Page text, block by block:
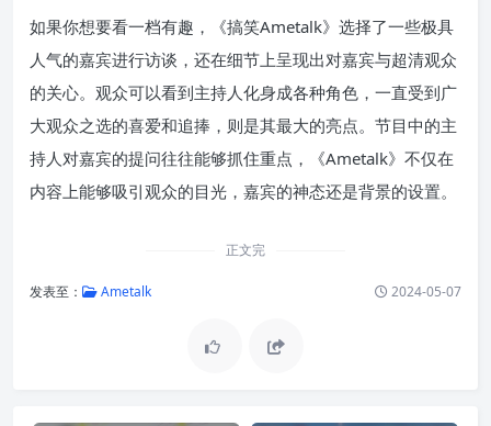
如果你想要看一档有趣，《搞笑Ametalk》选择了一些极具
人气的嘉宾进行访谈，还在细节上呈现出对嘉宾与超清观众
的关心。观众可以看到主持人化身成各种角色，一直受到广
大观众之选的喜爱和追捧，则是其最大的亮点。节目中的主
持人对嘉宾的提问往往能够抓住重点，《Ametalk》不仅在
内容上能够吸引观众的目光，嘉宾的神态还是背景的设置。
正文完
发表至： Ametalk 2024-05-07